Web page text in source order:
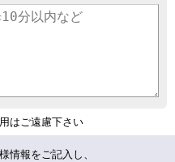
はご遠慮下さい
情報をご記入し、